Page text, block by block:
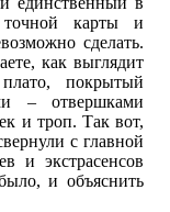
карты и
сделать.
как выглядит
покрытый
– отвершками
и троп. Так вот,
с главной
и экстрасенсов
и объяснить